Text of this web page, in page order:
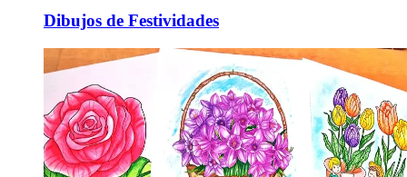
Dibujos de Festividades